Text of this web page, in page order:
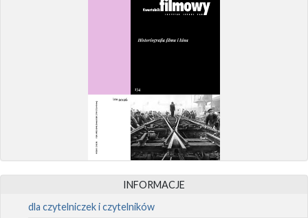
INFORMACJE
dla czytelniczek i czytelników